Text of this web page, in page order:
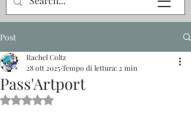
Post
Pass'Artport
Rachel Coltz
28 ott 2025Tempo di lettura: 2 min
Valutazione NaN stelle su 5.